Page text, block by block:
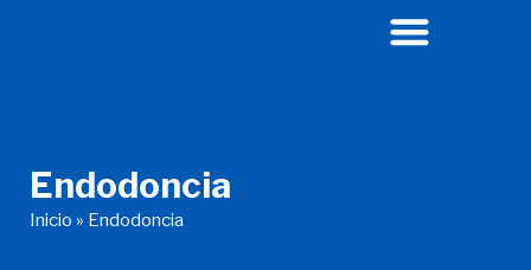
Endodoncia
Inicio » Endodoncia